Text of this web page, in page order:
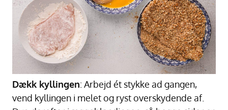
Dækk kyllingen: Arbejd ét stykke ad gangen,
vend kyllingen i melet og ryst overskydende af.